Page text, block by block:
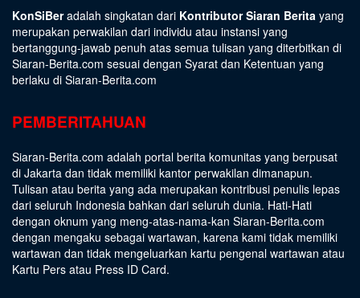
KonSiBeradalah singkatan dari Kontributor Siaran Berita yang
merupakan perwakilan dari individu atau instansi yang
bertanggung-jawab penuh atas semua tulisan yang diterbitkan di
Siaran-Berita.com sesuai dengan Syarat dan Ketentuan yang
berlaku di Siaran-Berita.com
PEMBERITAHUAN
Siaran-Berita.com adalah portal berita komunitas yang berpusat
di Jakarta dan tidak memiliki kantor perwakilan dimanapun.
Tulisan atau berita yang ada merupakan kontribusi penulis lepas
dari seluruh Indonesia bahkan dari seluruh dunia. Hati-Hati
dengan oknum yang meng-atas-nama-kan Siaran-Berita.com
dengan mengaku sebagai wartawan, karena kami tidak memiliki
wartawan dan tidak mengeluarkan kartu pengenal wartawan atau
Kartu Pers atau Press ID Card.